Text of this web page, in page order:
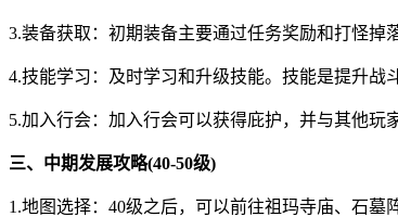
3.装备获取：初期装备主要通过任务奖励和打怪掉
4.技能学习：及时学习和升级技能。技能是提升战
5.加入行会：加入行会可以获得庇护，并与其他玩
三、中期发展攻略(40-50级)
1.地图选择：40级之后，可以前往祖玛寺庙、石墓